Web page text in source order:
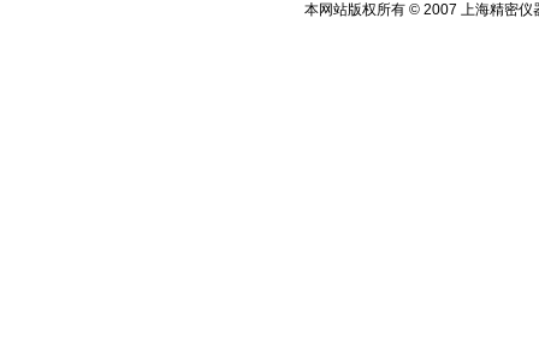
本网站版权所有 © 2007 上海精密仪